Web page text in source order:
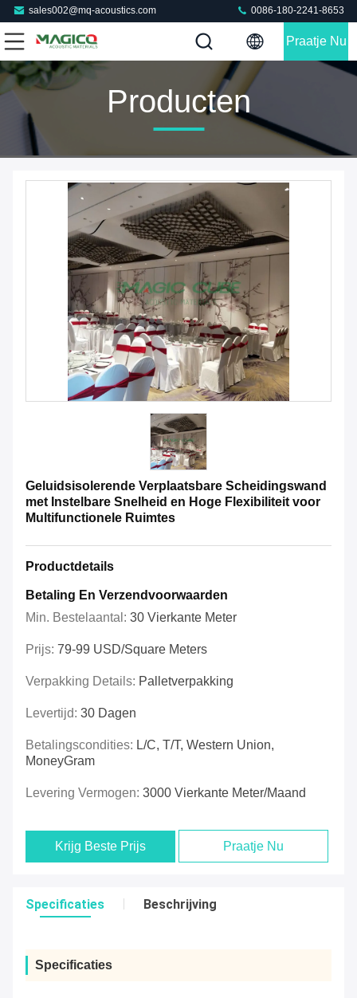
sales002@mq-acoustics.com 0086-180-2241-8653
Praatje Nu
Producten
Geluidsisolerende Verplaatsbare Scheidingswand
met Instelbare Snelheid en Hoge Flexibiliteit voor
Multifunctionele Ruimtes
Productdetails
Betaling En Verzendvoorwaarden
Min. Bestelaantal: 30 Vierkante Meter
Prijs: 79-99 USD/Square Meters
Verpakking Details: Palletverpakking
Levertijd: 30 Dagen
Betalingscondities: L/C, T/T, Western Union,
MoneyGram
Levering Vermogen: 3000 Vierkante Meter/maand
Krijg Beste Prijs Praatje Nu
Specificaties Beschrijving
Specificaties